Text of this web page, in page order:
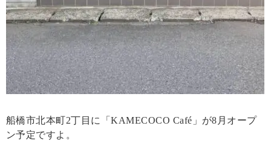
船橋市北本町2丁目に「KAMECOCO Café」が8月オープ
ン予定ですよ。